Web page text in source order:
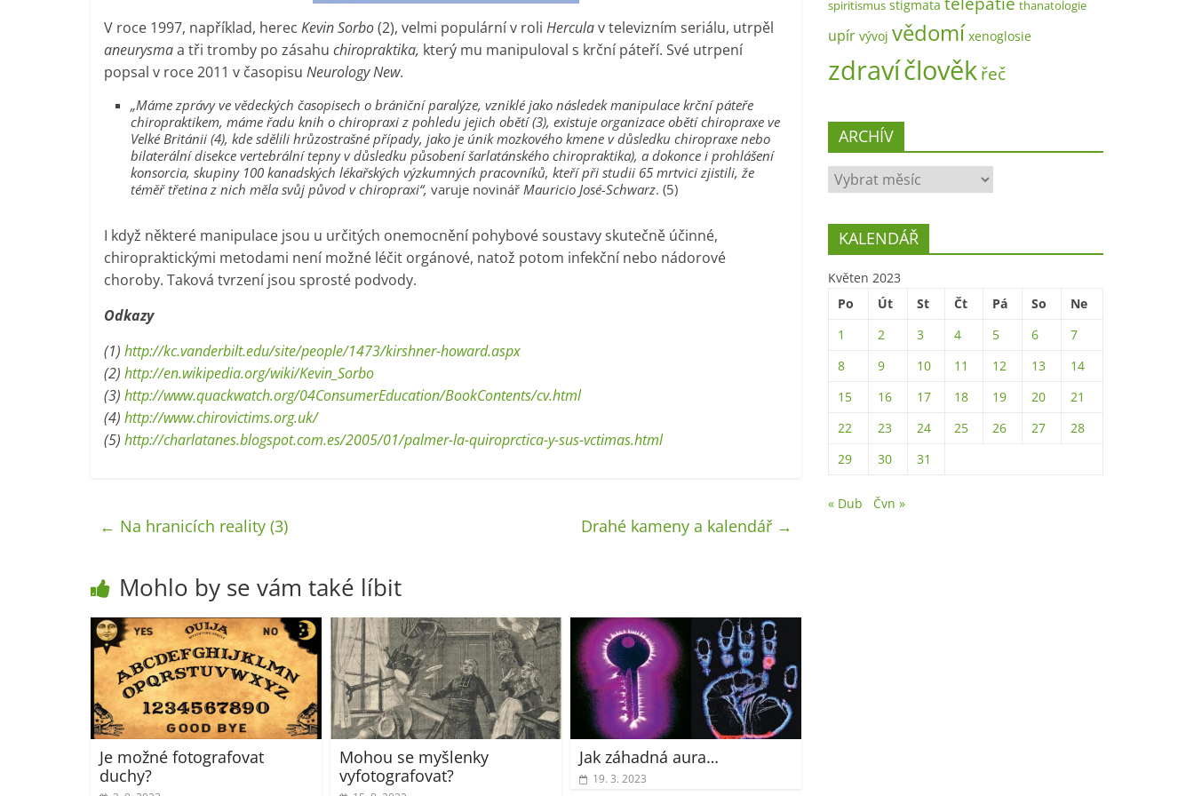
V roce 1997, například, herec Kevin Sorbo(2), velmi populární v roli Herculav televizním seriálu, utrpěl
aneurysmaa tři tromby po zásahu chiropraktika, který mu manipuloval s krční páteří. Své utrpení
popsal v roce 2011 v časopisu Neurology New.
„Máme zprávy ve vědeckých časopisech o brániční paralýze, vzniklé jako následek manipulace krční páteře
chiropraktikem, máme řadu knih o chiropraxi z pohledu jejich obětí (3), existuje organizace obětí chiropraxe ve
Velké Británii (4), kde sdělili hrůzostrašné případy, jako je únik mozkového kmene v důsledku chiropraxe nebo
bilaterální disekce vertebrální tepny v důsledku působení šarlatánského chiropraktika), a dokonce i prohlášení
konsorcia, skupiny 100 kanadských lékařských výzkumných pracovníků, kteří při studii 65 mrtvici zjistili, že
téměř třetina z nich měla svůj původ v chiropraxi“, varuje novinář Mauricio José-Schwarz. (5)
I když některé manipulace jsou u určitých onemocnění pohybové soustavy skutečně účinné,
chiropraktickými metodami není možné léčit orgánové, natož potom infekční nebo nádorové
choroby. Taková tvrzení jsou sprosté podvody.
Odkazy
(1) http://kc.vanderbilt.edu/site/people/1473/kirshner-howard.aspx
(2) http://en.wikipedia.org/wiki/Kevin_Sorbo
(3) http://www.quackwatch.org/04ConsumerEducation/BookContents/cv.html
(4) http://www.chirovictims.org.uk/
(5) http://charlatanes.blogspot.com.es/2005/01/palmer-la-quiroprctica-y-sus-vctimas.html
← Na hranicích reality (3) Drahé kameny a kalendář →
Mohlo by se vám také líbit
Je možné fotografovat
duchy?
Mohou se myšlenky
vyfotografovat?
Jak záhadná aura…
19. 3. 2023
spiritismus stigmata thanatologie
upír vývoj vědomí xenoglosie
zdravíčlověkřeč
ARCHÍV
ARCHÍV
KALENDÁŘ
Květen 2023
Po
Út St Čt Pá So
Ne
1
2 3 4 5 6
7
8
9 10 11 12 13
14
15
16 17 18 19 20
21
22
23 24 25 26 27
28
29
30 31
« Dub Čvn »